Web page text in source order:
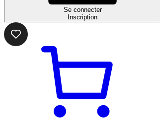
Se connecter
Inscription